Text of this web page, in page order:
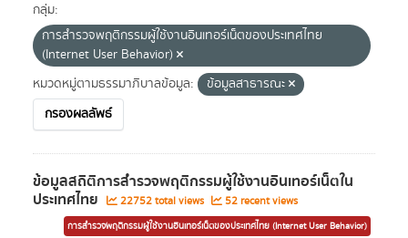
กลุ่ม:
การสำรวจพฤติกรรมผู้ใช้งานอินเทอร์เน็ตของประเทศไทย
(Internet User Behavior)
หมวดหมู่ตามธรรมาภิบาลข้อมูล:
ข้อมูลสาธารณะ
กรองผลลัพธ์
ข้อมูลสถิติการสำรวจพฤติกรรมผู้ใช้งานอินเทอร์เน็ตใน
ประเทศไทย 22752 total views 52 recent views
การสำรวจพฤติกรรมผู้ใช้งานอินเทอร์เน็ตของประเทศไทย (Internet User Behavior)